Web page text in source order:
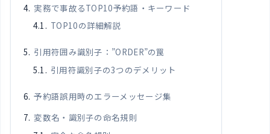
実務で事故るTOP10予約語・キーワード
TOP10の詳細解説
引用符囲み識別子：”ORDER”の罠
引用符識別子の3つのデメリット
予約語誤用時のエラーメッセージ集
変数名・識別子の命名規則